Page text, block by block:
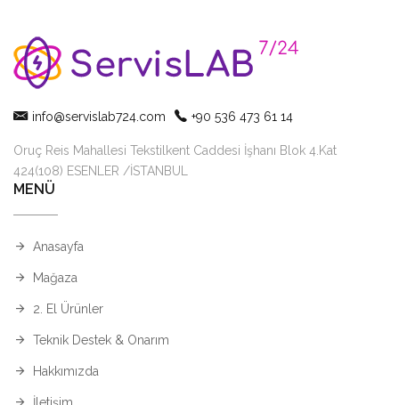
info@servislab724.com +90 536 473 61 14
Oruç Reis Mahallesi Tekstilkent Caddesi İşhanı Blok 4.Kat
424(108) ESENLER /İSTANBUL
MENÜ
Anasayfa
Mağaza
2. El Ürünler
Teknik Destek & Onarım
Hakkımızda